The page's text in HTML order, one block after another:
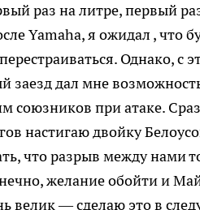
раз на литре, первый
Yamaha, я ожидал , что
Однако, с
заезд дал мне
союзников при атаке.
настигаю двойку
что разрыв между нами
желание обойти и
велик — сделаю это в